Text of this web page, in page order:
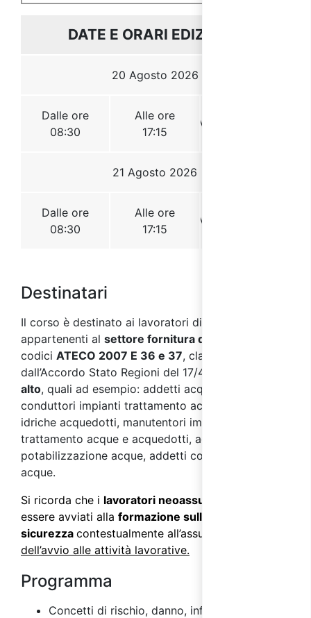
Destinatari
Il corso è destinato ai lavoratori di aziende
appartenenti al settore fornitura di acqua
codici ATECO 2007 E 36 e 37, classificate
dall’Accordo Stato Regioni del 17/4/2025 a
alto, quali ad esempio: addetti acquedotto,
conduttori impianti trattamento acqua, tecnici reti
idriche acquedotti, manutentori impianti
trattamento acque e acquedotti, addetti
potabilizzazione acque, addetti controllo qualità
acque.
Si ricorda che i lavoratori neoassunti
essere avviati alla formazione sulla
sicurezza contestualmente all’assunzione e
dell’avvio alle attività lavorative.
Programma
Concetti di rischio, danno, infortunio,